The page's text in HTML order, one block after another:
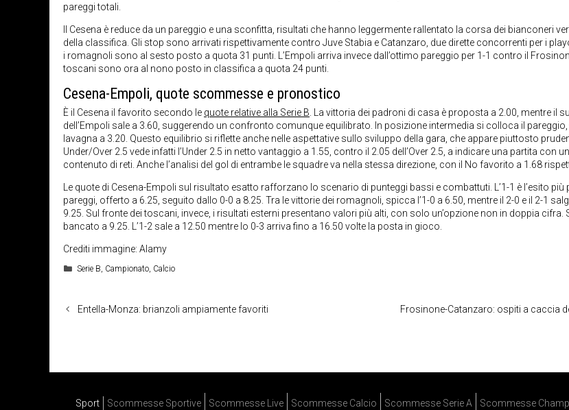
pareggi totali.
Il Cesena è reduce da un pareggio e una sconfitta, risultati che hanno leggermente rallentato la corsa dei bianconeri
della classifica. Gli stop sono arrivati rispettivamente contro Juve Stabia e Catanzaro, due dirette concorrenti per i
i romagnoli sono al sesto posto a quota 31 punti. L’Empoli arriva invece dall’ottimo pareggio per 1-1 contro il
toscani sono ora al nono posto in classifica a quota 24 punti.
Cesena-Empoli, quote scommesse e pronostico
È il Cesena il favorito secondo le quote relative alla Serie B . La vittoria dei padroni di casa è proposta a 2.00, mentre il
dell’Empoli sale a 3.60, suggerendo un confronto comunque equilibrato. In posizione intermedia si colloca il
lavagna a 3.20. Questo equilibrio si riflette anche nelle aspettative sullo sviluppo della gara, che appare piuttosto
Under/Over 2.5 vede infatti l’Under 2.5 in netto vantaggio a 1.55, contro il 2.05 dell’Over 2.5, a indicare una partita con
contenuto di reti. Anche l’analisi del gol di entrambe le squadre va nella stessa direzione, con il No favorito a 1.68
Le quote di Cesena-Empoli sul risultato esatto rafforzano lo scenario di punteggi bassi e combattuti. L’1-1 è l’esito più
pareggi, offerto a 6.25, seguito dallo 0-0 a 8.25. Tra le vittorie dei romagnoli, spicca l’1-0 a 6.50, mentre il 2-0 e il 2-1
9.25. Sul fronte dei toscani, invece, i risultati esterni presentano valori più alti, con solo un’opzione non in doppia cifra.
bancato a 9.25. L’1-2 sale a 12.50 mentre lo 0-3 arriva fino a 16.50 volte la posta in gioco.
Crediti immagine: Alamy
Categorie
Serie B, Campionato, Calcio
Entella-Monza: brianzoli ampiamente favoriti
Frosinone-Catanzaro: ospiti a caccia
Sport Scommesse Sportive Scommesse Live Scommesse Calcio Scommesse Serie A Scommesse